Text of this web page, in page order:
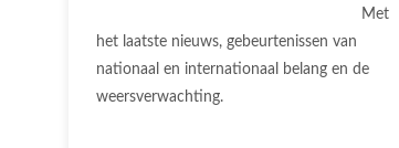
Met
het laatste nieuws, gebeurtenissen van
nationaal en internationaal belang en de
weersverwachting.